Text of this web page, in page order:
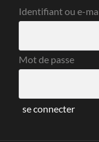
Identifiant ou e-
Mot de passe